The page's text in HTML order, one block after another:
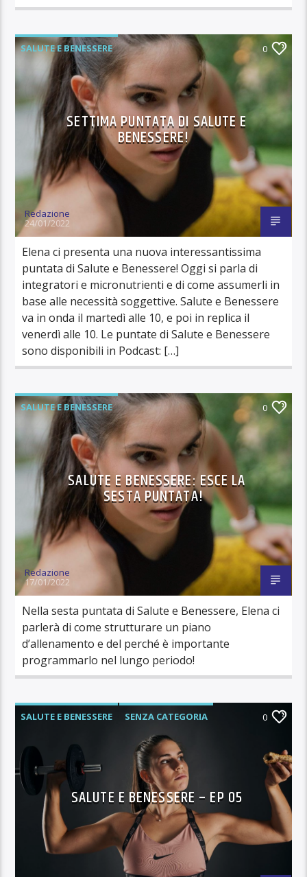
SALUTE E BENESSERE 0
SETTIMA PUNTATA DI SALUTE E
BENESSERE!
Redazione
24/01/2022
Elena ci presenta una nuova interessantissima
puntata di Salute e Benessere! Oggi si parla di
integratori e micronutrienti e di come assumerli in
base alle necessità soggettive. Salute e Benessere
va in onda il martedì alle 10, e poi in replica il
venerdì alle 10. Le puntate di Salute e Benessere
sono disponibili in Podcast: […]
SALUTE E BENESSERE 0
SALUTE E BENESSERE: ESCE LA
SESTA PUNTATA!
Redazione
17/01/2022
Nella sesta puntata di Salute e Benessere, Elena ci
parlerà di come strutturare un piano
d’allenamento e del perché è importante
programmarlo nel lungo periodo!
SALUTE E BENESSERE SENZA CATEGORIA 0
SALUTE E BENESSERE – EP 05